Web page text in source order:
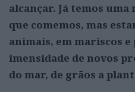
alcançar. Já temos uma
que comemos, mas
animais, em mariscos
imensidade de novos
do mar, de grãos a